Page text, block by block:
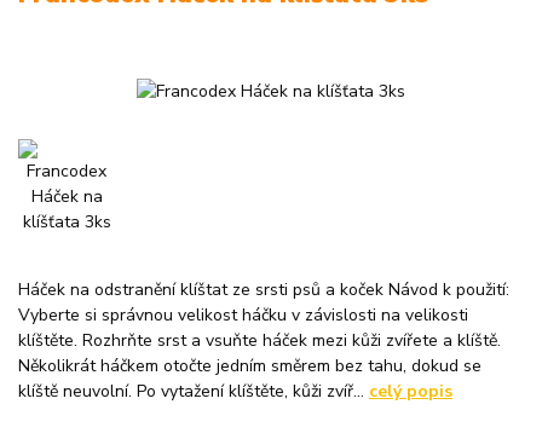
Háček na odstranění klíštat ze srsti psů a koček Návod k použití:
Vyberte si správnou velikost háčku v závislosti na velikosti
klíštěte. Rozhrňte srst a vsuňte háček mezi kůži zvířete a klíště.
Několikrát háčkem otočte jedním směrem bez tahu, dokud se
klíště neuvolní. Po vytažení klíštěte, kůži zvíř... celý popis